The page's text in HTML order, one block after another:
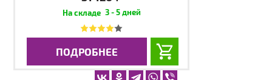
3 - 5 дней
ПОДРОБНЕЕ